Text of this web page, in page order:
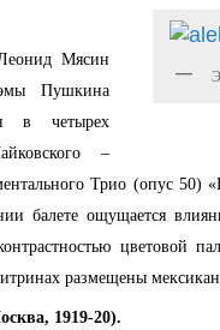
Мясин
Пушкина
в четырех
–
Трио (опус
балете ощущается
цветовой
размещены
1919-20).